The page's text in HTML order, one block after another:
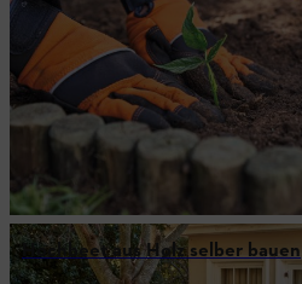
Hochbeet aus Holz selber bauen